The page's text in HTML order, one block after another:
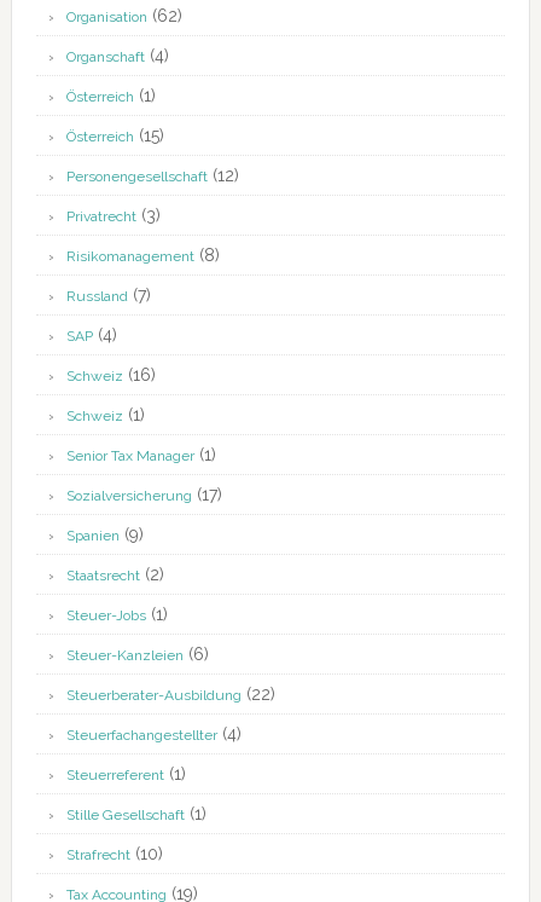
Organisation (62)
Organschaft(4)
Österreich (1)
Österreich (15)
Personengesellschaft(12)
Privatrecht(3)
Risikomanagement(8)
Russland(7)
SAP(4)
Schweiz (16)
Schweiz (1)
Senior Tax Manager(1)
Sozialversicherung (17)
Spanien (9)
Staatsrecht(2)
Steuer-Jobs(1)
Steuer-Kanzleien (6)
Steuerberater-Ausbildung (22)
Steuerfachangestellter(4)
Steuerreferent(1)
Stille Gesellschaft(1)
Strafrecht(10)
Tax Accounting (19)